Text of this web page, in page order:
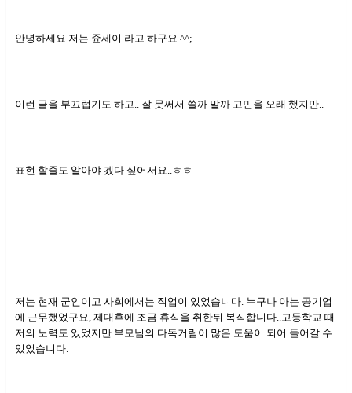
안녕하세요 저는 쥰세이 라고 하구요 ^^;
이런 글을 부끄럽기도 하고.. 잘 못써서 쓸까 말까 고민을 오래 했지만..
표현 할줄도 알아야 겠다 싶어서요..ㅎㅎ
저는 현재 군인이고 사회에서는 직업이 있었습니다. 누구나 아는 공기업
에 근무했었구요, 제대후에 조금 휴식을 취한뒤 복직합니다..고등학교 때
저의 노력도 있었지만 부모님의 다독거림이 많은 도움이 되어 들어갈 수
있었습니다.